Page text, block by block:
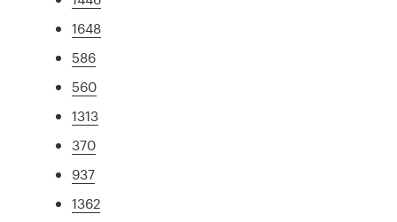
1648
586
560
1313
370
937
1362